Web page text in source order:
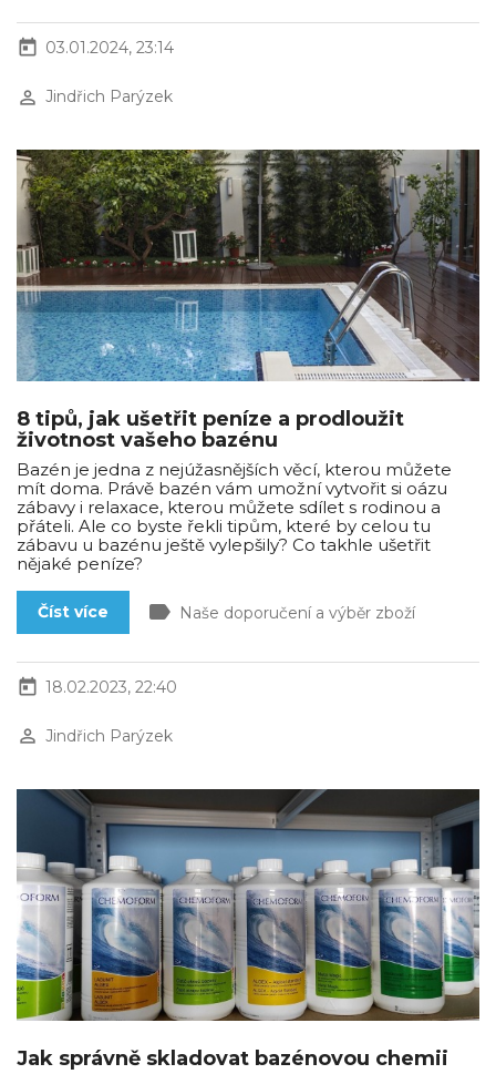
today 03.01.2024, 23:14
perm_identity Jindřich Parýzek
8 tipů, jak ušetřit peníze a prodloužit
životnost vašeho bazénu
Bazén je jedna z nejúžasnějších věcí, kterou můžete
mít doma. Právě bazén vám umožní vytvořit si oázu
zábavy i relaxace, kterou můžete sdílet s rodinou a
přáteli. Ale co byste řekli tipům, které by celou tu
zábavu u bazénu ještě vylepšily? Co takhle ušetřit
nějaké peníze?
Číst více label Naše doporučení a výběr zboží
today 18.02.2023, 22:40
perm_identity Jindřich Parýzek
Jak správně skladovat bazénovou chemii